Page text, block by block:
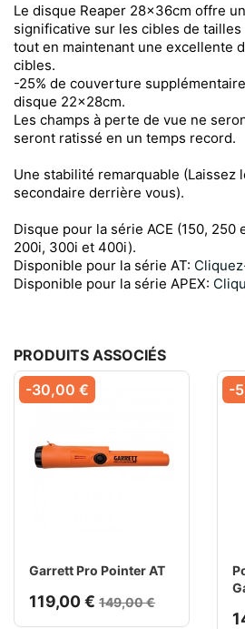
Le disque Reaper 28x36cm offre
significative sur les cibles de tailles
tout en maintenant une excellente
cibles.
-25% de couverture
disque 22x28cm.
Les champs à perte de vue ne
seront ratissé en un temps record.
Une stabilité remarquable (Laissez
secondaire derrière vous).
Disque pour la série ACE (150, 250
200i, 300i et 400i).
Disponible pour la série AT:
Disponible pour la série APEX:
PRODUITS ASSOCIÉS
Garrett Pro Pointer AT
119,00 € 149,00 €
-30,00 € -